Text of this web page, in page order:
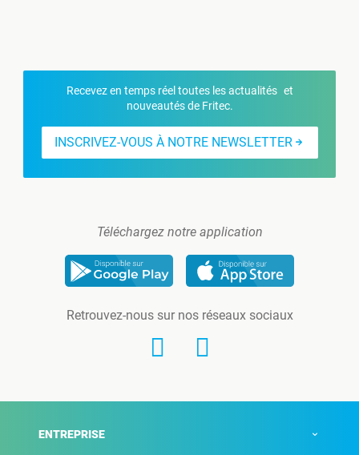
Recevez en temps réel toutes les actualités et
nouveautés de Fritec.
INSCRIVEZ-VOUS À NOTRE NEWSLETTER
Téléchargez notre application
Retrouvez-nous sur nos réseaux sociaux
ENTREPRISE